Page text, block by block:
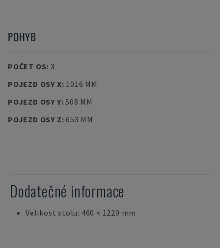
POHYB
POČET OS: 3
POJEZD OSY X: 1016 MM
POJEZD OSY Y:508 MM
POJEZD OSY Z: 653 MM
Dodatečné informace
Velikost stolu: 460 × 1220 mm